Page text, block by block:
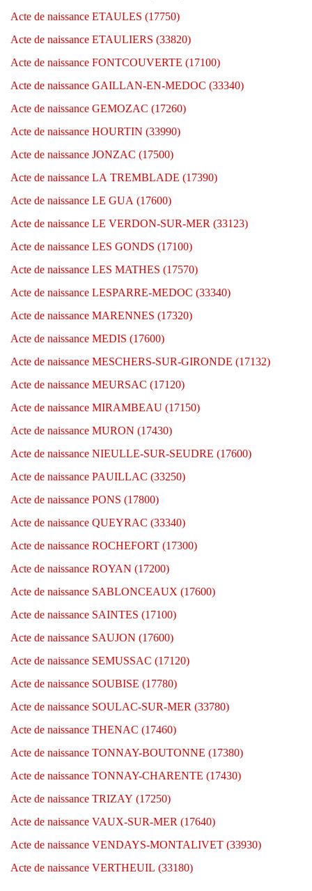
Acte de naissance ETAULES (17750)
Acte de naissance ETAULIERS (33820)
Acte de naissance FONTCOUVERTE (17100)
Acte de naissance GAILLAN-EN-MEDOC (33340)
Acte de naissance GEMOZAC (17260)
Acte de naissance HOURTIN (33990)
Acte de naissance JONZAC (17500)
Acte de naissance LA TREMBLADE (17390)
Acte de naissance LE GUA (17600)
Acte de naissance LE VERDON-SUR-MER (33123)
Acte de naissance LES GONDS (17100)
Acte de naissance LES MATHES (17570)
Acte de naissance LESPARRE-MEDOC (33340)
Acte de naissance MARENNES (17320)
Acte de naissance MEDIS (17600)
Acte de naissance MESCHERS-SUR-GIRONDE (17132)
Acte de naissance MEURSAC (17120)
Acte de naissance MIRAMBEAU (17150)
Acte de naissance MURON (17430)
Acte de naissance NIEULLE-SUR-SEUDRE (17600)
Acte de naissance PAUILLAC (33250)
Acte de naissance PONS (17800)
Acte de naissance QUEYRAC (33340)
Acte de naissance ROCHEFORT (17300)
Acte de naissance ROYAN (17200)
Acte de naissance SABLONCEAUX (17600)
Acte de naissance SAINTES (17100)
Acte de naissance SAUJON (17600)
Acte de naissance SEMUSSAC (17120)
Acte de naissance SOUBISE (17780)
Acte de naissance SOULAC-SUR-MER (33780)
Acte de naissance THENAC (17460)
Acte de naissance TONNAY-BOUTONNE (17380)
Acte de naissance TONNAY-CHARENTE (17430)
Acte de naissance TRIZAY (17250)
Acte de naissance VAUX-SUR-MER (17640)
Acte de naissance VENDAYS-MONTALIVET (33930)
Acte de naissance VERTHEUIL (33180)